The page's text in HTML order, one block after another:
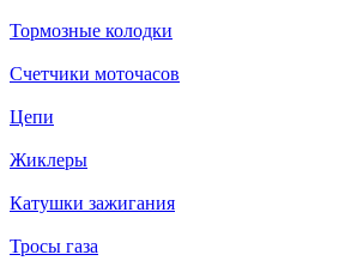
Тормозные колодки
Счетчики моточасов
Цепи
Жиклеры
Катушки зажигания
Тросы газа